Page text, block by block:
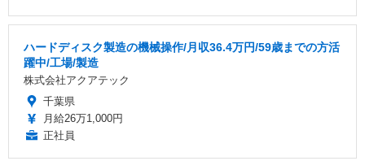
ハードディスク製造の機械操作/月収36.4万円/59歳までの方活
躍中/工場/製造
株式会社アクアテック
千葉県
月給26万1,000円
正社員